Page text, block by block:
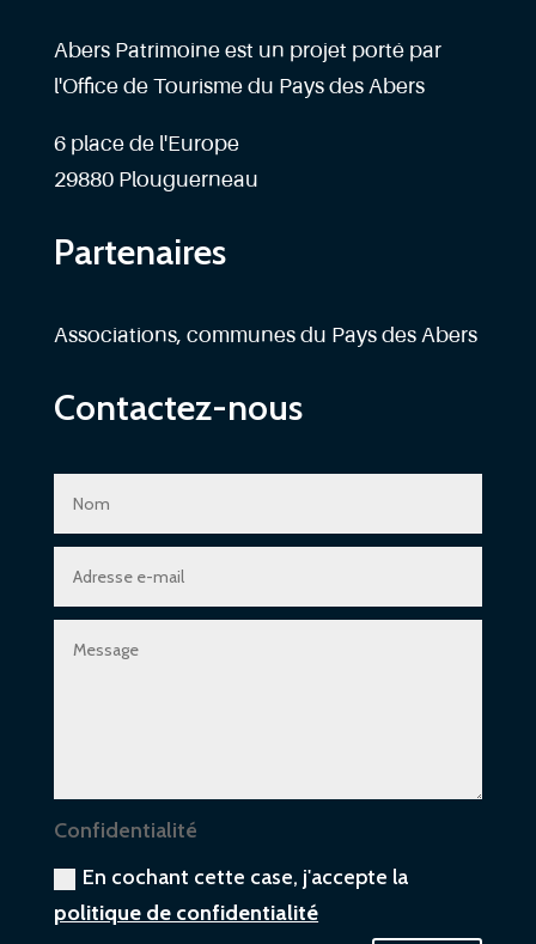
Abers Patrimoine est un projet porté par
l'Office de Tourisme du Pays des Abers
6 place de l'Europe
29880 Plouguerneau
Partenaires
Associations, communes du Pays des Abers
Contactez-nous
Confidentialité
En cochant cette case, j'accepte la
politique de confidentialité